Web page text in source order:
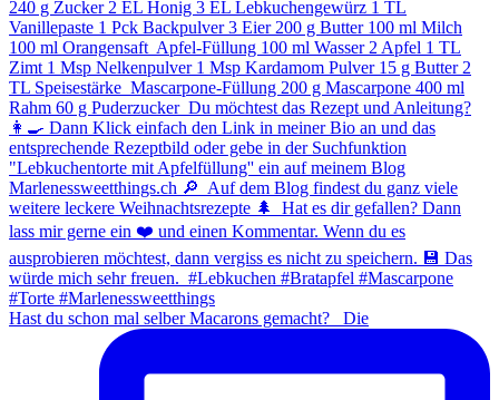
Hast du schon mal selber Macarons gemacht? ⁠ ⁠ Die